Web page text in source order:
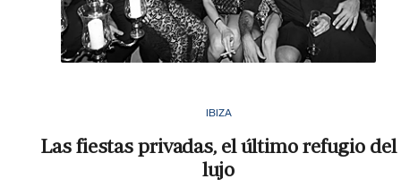
IBIZA
Las fiestas privadas, el último refugio del
lujo